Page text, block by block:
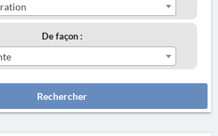
De façon :
Rechercher